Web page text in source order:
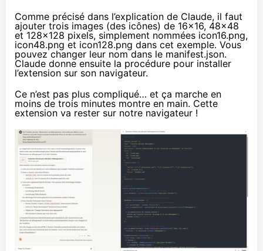
Comme précisé dans l’explication de Claude, il faut
ajouter trois images (des icônes) de 16×16, 48×48
et 128×128 pixels, simplement nommées icon16.png,
icon48.png et icon128.png dans cet exemple. Vous
pouvez changer leur nom dans le manifest.json.
Claude donne ensuite la procédure pour installer
l’extension sur son navigateur.
Ce n’est pas plus compliqué… et ça marche en
moins de trois minutes montre en main. Cette
extension va rester sur notre navigateur !